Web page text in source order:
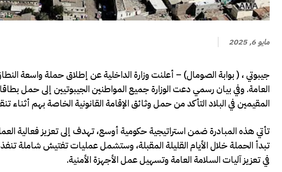
مايو 6, 2025
جيبوتي ، ( بوابة الصومال) – أعلنت وزارة الداخلية عن إطلاق حملة واسعة
العامة. وفي بيان رسمي دعت الوزارة جميع المواطنين الجيبوتيين إلى حمل
المقيمين في البلاد التأكد من حمل وثائق الإقامة القانونية الخاصة بهم أثناء
تأتي هذه المبادرة ضمن استراتيجية حكومية أوسع، تهدف إلى تعزيز فعالية
تبدأ الحملة خلال الأيام القليلة المقبلة، وستشمل عمليات تفتيش شاملة
في تعزيز آليات السلامة العامة وتسهيل عمل الأجهزة الأمنية.